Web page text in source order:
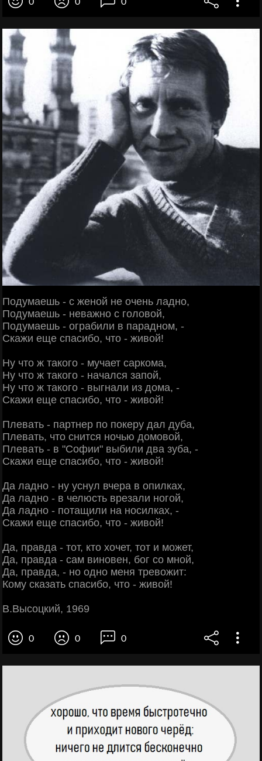
Подумаешь - с женой не очень ладно,
Подумаешь - неважно с головой,
Подумаешь - ограбили в парадном, -
Скажи еще спасибо, что - живой!
Ну что ж такого - мучает саркома,
Ну что ж такого - начался запой,
Ну что ж такого - выгнали из дома, -
Скажи еще спасибо, что - живой!
Плевать - партнер по покеру дал дуба,
Плевать, что снится ночью домовой,
Плевать - в "Софии" выбили два зуба, -
Скажи еще спасибо, что - живой!
Да ладно - ну уснул вчера в опилках,
Да ладно - в челюсть врезали ногой,
Да ладно - потащили на носилках, -
Скажи еще спасибо, что - живой!
Да, правда - тот, кто хочет, тот и может,
Да, правда - сам виновен, бог со мной,
Да, правда, - но одно меня тревожит:
Кому сказать спасибо, что - живой!
В.Высоцкий, 1969
0 0 0